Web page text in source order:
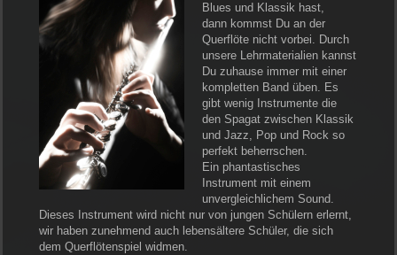
Blues und Klassik hast,
dann kommst Du an der
Querflöte nicht vorbei. Durch
unsere Lehrmaterialien kannst
Du zuhause immer mit einer
kompletten Band üben. Es
gibt wenig Instrumente die
den Spagat zwischen Klassik
und Jazz, Pop und Rock so
perfekt beherrschen.
Ein phantastisches
Instrument mit einem
unvergleichlichem Sound.
Dieses Instrument wird nicht nur von jungen Schülern erlernt,
wir haben zunehmend auch lebensältere Schüler, die sich
dem Querflötenspiel widmen.